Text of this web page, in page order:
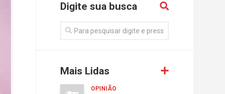
Digite sua busca
Mais Lidas
OPINIÃO